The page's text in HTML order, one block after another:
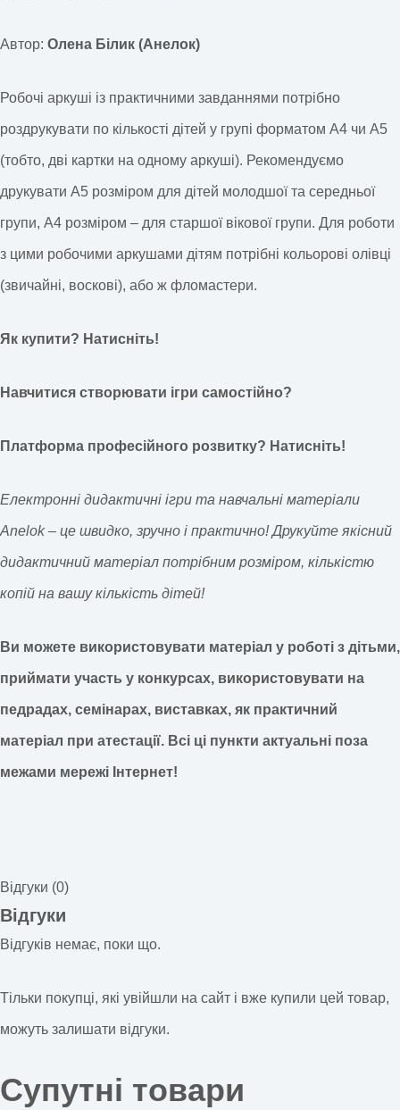
Автор: Олена Білик (Анелок)
Робочі аркуші із практичними завданнями потрібно
роздрукувати по кількості дітей у групі форматом А4 чи А5
(тобто, дві картки на одному аркуші). Рекомендуємо
друкувати А5 розміром для дітей молодшої та середньої
групи, А4 розміром – для старшої вікової групи. Для роботи
з цими робочими аркушами дітям потрібні кольорові олівці
(звичайні, воскові), або ж фломастери.
Як купити? Натисніть!
Навчитися створювати ігри самостійно?
Платформа професійного розвитку? Натисніть!
Електронні дидактичні ігри та навчальні матеріали
Anelok – це швидко, зручно і практично! Друкуйте якісний
дидактичний матеріал потрібним розміром, кількістю
копій на вашу кількість дітей!
Ви можете використовувати матеріал у роботі з дітьми,
приймати участь у конкурсах, використовувати на
педрадах, семінарах, виставках, як практичний
матеріал при атестації. Всі ці пункти актуальні поза
межами мережі Інтернет!
Відгуки (0)
Відгуки
Відгуків немає, поки що.
Тільки покупці, які увійшли на сайт і вже купили цей товар,
можуть залишати відгуки.
Супутні товари